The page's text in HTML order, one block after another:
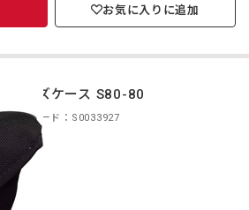
お気に入りに追加
レンズケース S80-80
商品コード：S0033927